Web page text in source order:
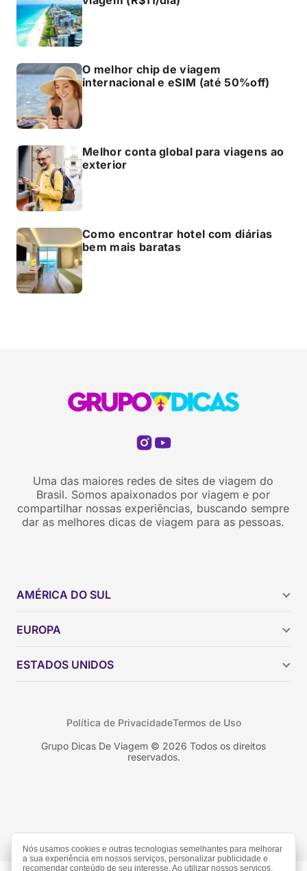
O melhor chip de viagem
internacional e eSIM (até 50%off)
Melhor conta global para viagens ao
exterior
Como encontrar hotel com diárias
bem mais baratas
Uma das maiores redes de sites de viagem do
Brasil. Somos apaixonados por viagem e por
compartilhar nossas experiências, buscando sempre
dar as melhores dicas de viagem para as pessoas.
AMÉRICA DO SUL
Brasil
Colômbia
EUROPA
ESTADOS UNIDOS
Nova York
Grupo Dicas De Viagem © 2026 Todos os direitos
reservados.
Política de PrivacidadeTermos de Uso
Nós usamos cookies e outras tecnologias semelhantes para melhorar
a sua experiência em nossos serviços, personalizar publicidade e
recomendar conteúdo de seu interesse. Ao utilizar nossos serviços,